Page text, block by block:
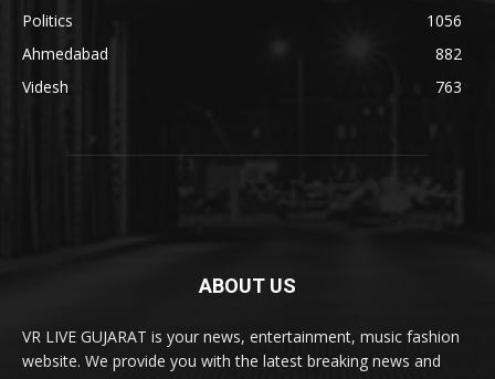
Politics
1056
Ahmedabad
882
Videsh
763
ABOUT US
VR LIVE GUJARAT is your news, entertainment, music fashion
website. We provide you with the latest breaking news and